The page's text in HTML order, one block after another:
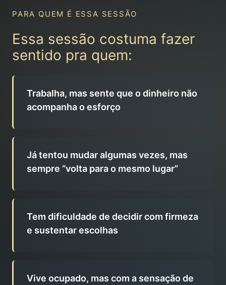
PARA QUEM É ESSA SESSÃO
Essa sessão costuma fazer
sentido pra quem:
Trabalha, mas sente que o dinheiro não
acompanha o esforço
Já tentou mudar algumas vezes, mas
sempre “volta para o mesmo lugar”
Tem dificuldade de decidir com firmeza
e sustentar escolhas
Vive ocupado, mas com a sensação de